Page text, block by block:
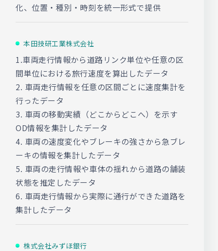
化、位置・種別・時刻を統一形式で提供
本田技研工業株式会社
1.車両走行情報から道路リンク単位や任意の区
間単位における旅行速度を算出したデータ
2. 車両走行情報を任意の区間ごとに速度集計を
行ったデータ
3. 車両の移動実績（どこからどこへ）を示す
OD情報を集計したデータ
4. 車両の速度変化やブレーキの強さから急ブレ
ーキの情報を集計したデータ
5. 車両の走行情報や車体の揺れから道路の舗装
状態を推定したデータ
6. 車両走行情報から実際に通行ができた道路を
集計したデータ
株式会社みずほ銀行